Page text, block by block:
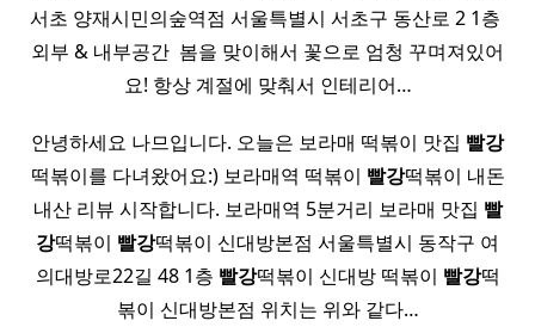
서초 양재시민의숲역점 서울특별시 서초구 동산로 2 1층 ​
외부 & 내부공간 ​ 봄을 맞이해서 꽃으로 엄청 꾸며져있어
요! 항상 계절에 맞춰서 인테리어…
안녕하세요 나므입니다. 오늘은 보라매 떡볶이 맛집 빨강
떡볶이를 다녀왔어요:) 보라매역 떡볶이 빨강떡볶이 내돈
내산 리뷰 시작합니다. 보라매역 5분거리 보라매 맛집 빨
강떡볶이 빨강떡볶이 신대방본점 서울특별시 동작구 여
의대방로22길 48 1층 빨강떡볶이 신대방 떡볶이 빨강떡
볶이 신대방본점 위치는 위와 같다…